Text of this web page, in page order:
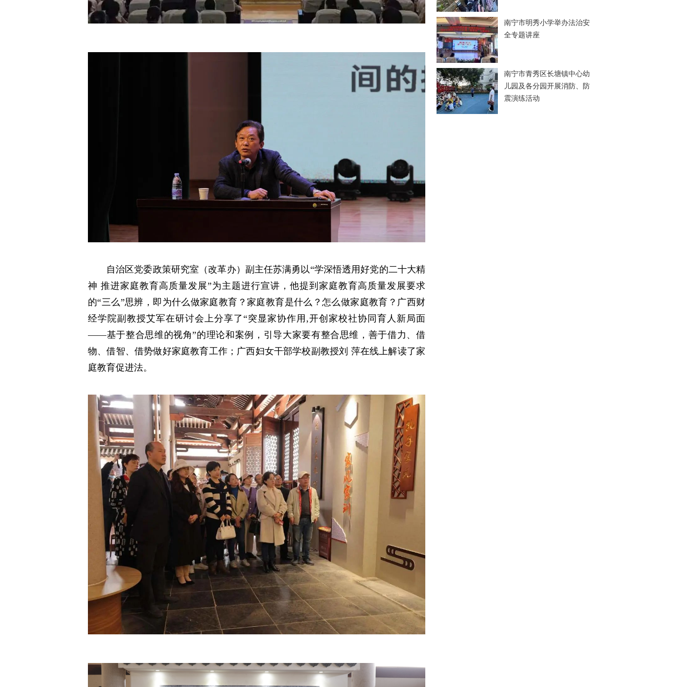
自治区党委政策研究室（改革办）副主任苏满勇以“学深悟透用好党的二十大精
神 推进家庭教育高质量发展”为主题进行宣讲，他提到家庭教育高质量发展要求
的“三么”思辨，即为什么做家庭教育？家庭教育是什么？怎么做家庭教育？广西财
经学院副教授艾军在研讨会上分享了“突显家协作用,开创家校社协同育人新局面
——基于整合思维的视角”的理论和案例，引导大家要有整合思维，善于借力、借
物、借智、借势做好家庭教育工作；广西妇女干部学校副教授刘 萍在线上解读了家
庭教育促进法。
南宁市明秀小学举办法治安
全专题讲座
南宁市青秀区长塘镇中心幼
儿园及各分园开展消防、防
震演练活动